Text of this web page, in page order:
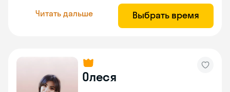
Читать дальше Выбрать время
Олеся